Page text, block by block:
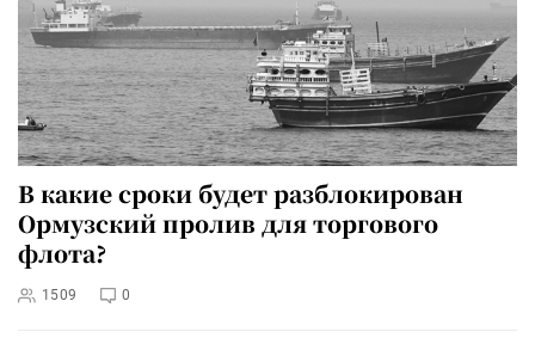
В какие сроки будет разблокирован
Ормузский пролив для торгового
флота?
1509 0